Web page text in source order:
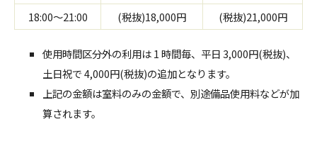
18:00～21:00
(税抜)18,000円 (税抜)21,000円
使用時間区分外の利用は 1 時間毎、平日 3,000円(税抜)、
土日祝で 4,000円(税抜)の追加となります。
上記の金額は室料のみの金額で、別途備品使用料などが加
算されます。